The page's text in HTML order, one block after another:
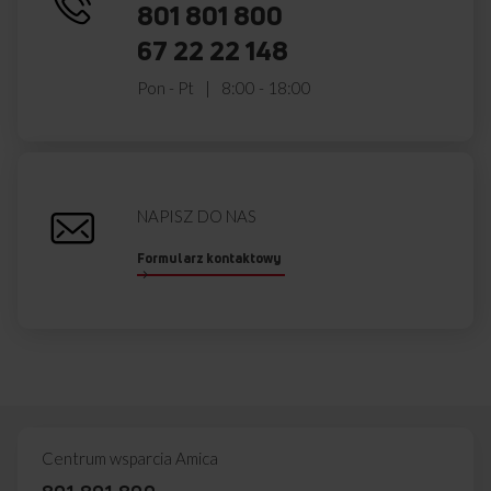
ED975392BA+ X-TYPE STE (kod: 57892)
ED975396BA+ X- TYPE ST (kod: 57893)
ED975394BA+ X-TYPE STE (kod: 57894)
ED97699XA+ X-TYPE STEA (kod: 57896)
ED97614BA+ X-TYPE STEA (kod: 57901)
6118IED3.380HTADP(BM) (kod: 57909)
ED37610B X-TYPE STEAM (kod: 57913)
ED37515B STUDIO (kod: 57932)
ESPGCA37110BB (kod: 58264)
801 801 800
67 22 22 148
Pon - Pt 8:00 - 18:00
NAPISZ DO NAS
Formularz kontaktowy
Centrum wsparcia Amica